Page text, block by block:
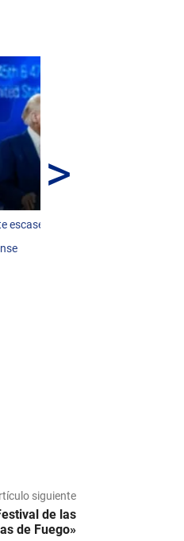
escasez de
>
siguiente
de las
de Fuego»